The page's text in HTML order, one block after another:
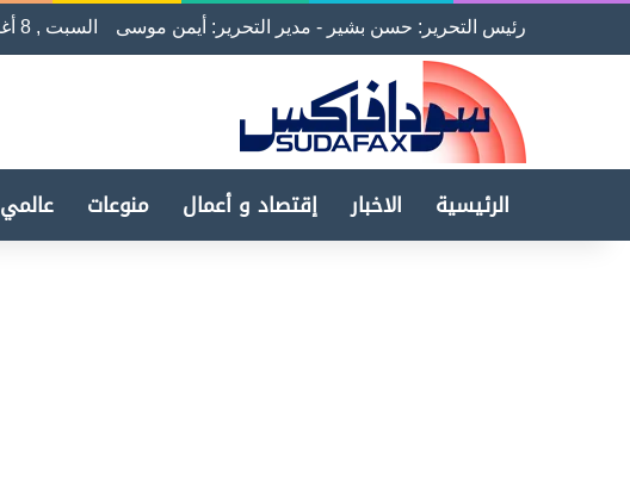
رئيس التحرير: حسن بشير - مدير التحرير: أيمن موسى السبت , 8 أغسطس 2026
الرئيسية الاخبار إقتصاد و أعمال منوعات عالمي